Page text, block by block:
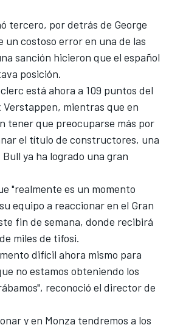
tercero, por detrás de George
un costoso error en una de las
sanción hicieron que el español
posición.
está ahora a 109 puntos del
Verstappen, mientras que en
tener que preocuparse más por
el título de constructores, una
ya ha logrado una gran
"realmente es un momento
equipo a reaccionar en el Gran
fin de semana, donde recibirá
miles de tifosi.
difícil ahora mismo para
no estamos obteniendo los
reconoció el director de
y en Monza tendremos a los